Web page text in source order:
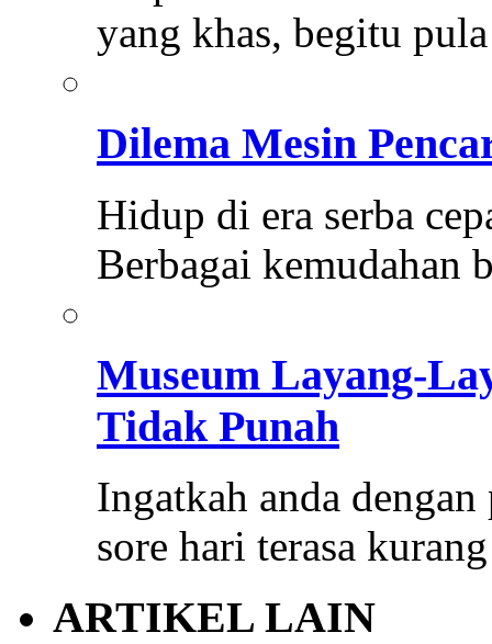
yang khas, begitu
Dilema Mesin
Hidup di era serba
Berbagai kemudahan
Museum Layang-
Tidak Punah
Ingatkah anda
sore hari terasa
ARTIKEL LAIN